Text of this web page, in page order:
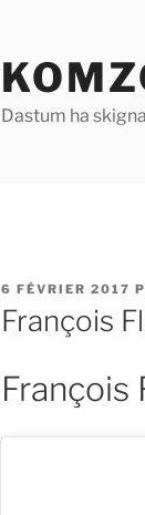
Dastum ha
PUBLIÉ
LE
6 FÉVRIER 2017
François
François